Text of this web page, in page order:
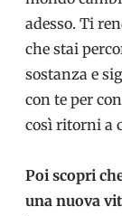
adesso. Ti
che stai
sostanza e
con te per
così ritorni a
Poi scopri
una nuova